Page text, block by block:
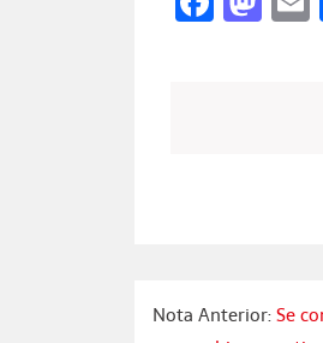
Nota Anterior:Se